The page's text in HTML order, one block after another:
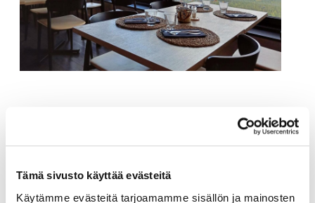
Tämä sivusto käyttää evästeitä
Käytämme evästeitä tarjoamamme sisällön ja mainosten